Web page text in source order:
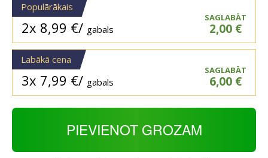
Populārākais
2x 8,99 €/ gabals
SAGLABĀT
2,00 €
Labākā cena
3x 7,99 €/ gabals
SAGLABĀT
6,00 €
PIEVIENOT GROZAM